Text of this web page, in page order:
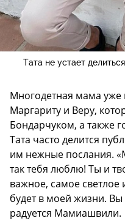
Тата не устает
Многодетная мама уже
Маргариту и Веру,
Бондарчуком, а также
Тата часто делится
им нежные послания.
так тебя люблю! Ты и
важное, самое светлое
будет в моей жизни.
радуется Мамиашвили.